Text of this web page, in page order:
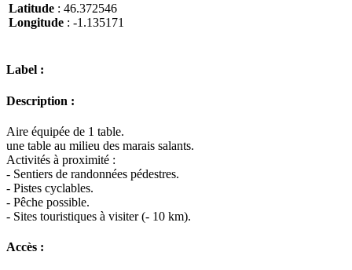
Latitude : 46.372546
Longitude : -1.135171
Label :
Description :
Aire équipée de 1 table.
une table au milieu des marais salants.
Activités à proximité :
- Sentiers de randonnées pédestres.
- Pistes cyclables.
- Pêche possible.
- Sites touristiques à visiter (- 10 km).
Accès :